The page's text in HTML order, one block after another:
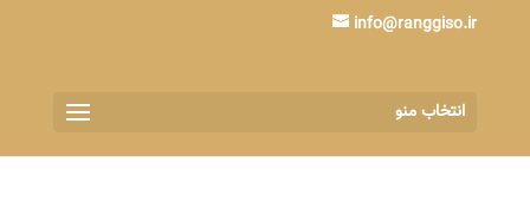
info@ranggiso.ir
انتخاب منو